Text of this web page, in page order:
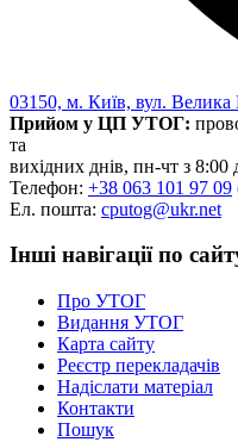
03150, м. Київ, вул. Велика
Прийом у ЦП УТОГ:
та
вихідних днів, пн-чт з
Телефон: +38 063 101 97 09
Ел. пошта: cputog@ukr.net
Інші навігації по
Про УТОГ
Видання УТОГ
Карта сайту
Реєстр перекладачів
Надіслати матеріал
Контакти
Пошук